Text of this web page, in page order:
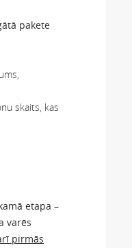
pakete
skaits, kas
etapa –
varēs
pirmās